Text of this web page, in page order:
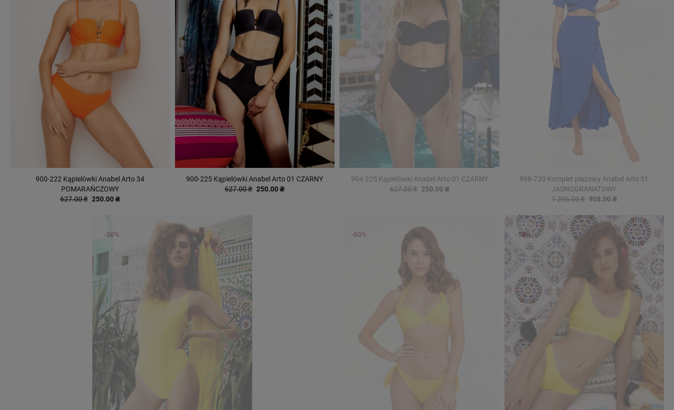
900-222 Kąpielówki Anabel Arto 34
POMARAŃCZOWY
627.00 ₴ 250.00 ₴
900-225 Kąpielówki Anabel Arto 01 CZARNY
627.00 ₴ 250.00 ₴
994-225 Kąpielówki Anabel Arto 01 CZARNY
627.00 ₴ 250.00 ₴
998-730 Komplet plażowy Anabel Arto 31
JASNOGRANATOWY
1 296.00 ₴ 908.00 ₴
-50% -60% -50%